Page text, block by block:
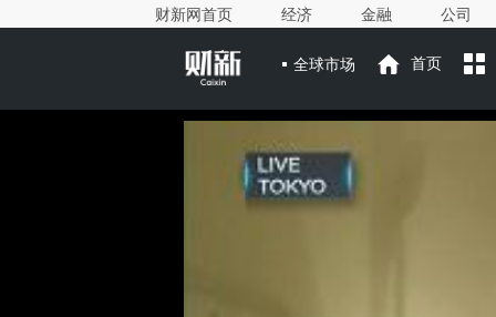
财新网首页 经济 金融 公司
全球市场 首页